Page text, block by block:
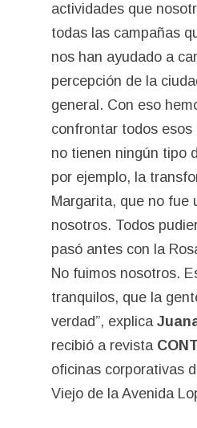
actividades que
todas las campañas
nos han ayudado a
percepción de la
general. Con eso
confrontar todos
no tienen ningún tipo
por ejemplo, la
Margarita, que no fue
nosotros. Todos
pasó antes con la
No fuimos nosotros.
tranquilos, que la
verdad”, explica
recibió a revista
oficinas corporativas
Viejo de la Avenida